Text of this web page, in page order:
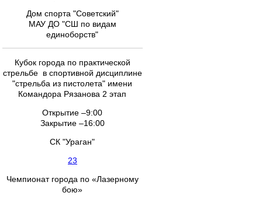
Дом спорта "Советский"
МАУ ДО "СШ по видам
единоборств"
Кубок города по практической
стрельбе в спортивной дисциплине
"стрельба из пистолета" имени
Командора Рязанова 2 этап
Открытие –9:00
Закрытие –16:00
СК "Ураган"
23
Чемпионат города по «Лазерному
бою»